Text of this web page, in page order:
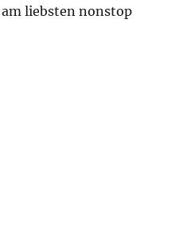
liebsten nonstop